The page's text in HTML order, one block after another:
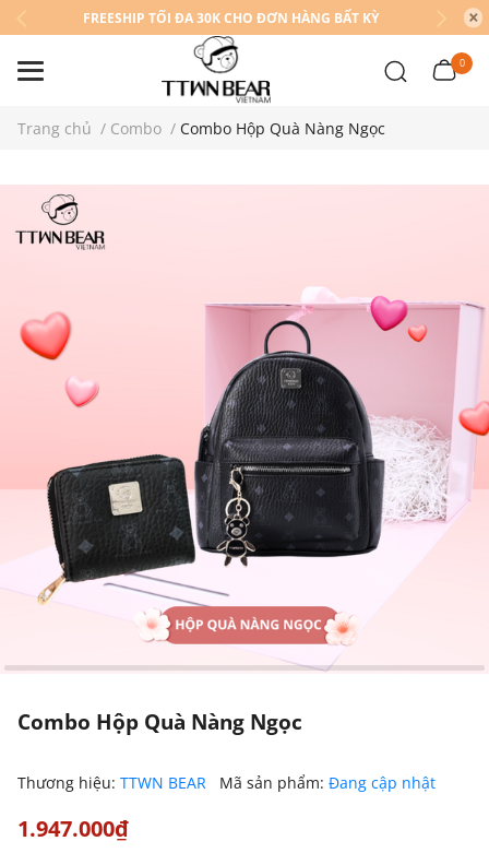
FREESHIP TỐI ĐA 30K CHO ĐƠN HÀNG BẤT KỲ
0
Trang chủ / Combo / Combo Hộp Quà Nàng Ngọc
Combo Hộp Quà Nàng Ngọc
Thương hiệu: TTWN BEAR Mã sản phẩm: Đang cập nhật
1.947.000₫